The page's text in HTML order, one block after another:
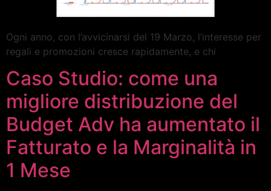
Ogni anno, con l’avvicinarsi del 19 Marzo, l’interesse per
regali e promozioni cresce rapidamente, e chi
Caso Studio: come una
migliore distribuzione del
Budget Adv ha aumentato il
Fatturato e la Marginalità in
1 Mese